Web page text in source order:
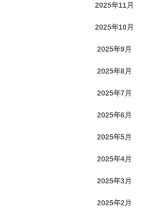
2025年11月
2025年10月
2025年9月
2025年8月
2025年7月
2025年6月
2025年5月
2025年4月
2025年3月
2025年2月